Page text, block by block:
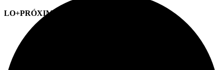
LO+PRÓXIMO (CITAS)